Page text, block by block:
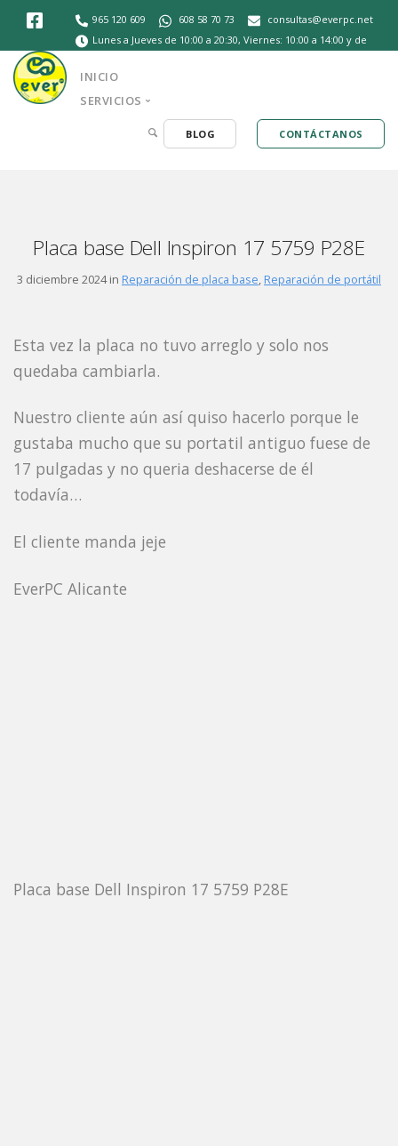
965 120 609 608 58 70 73
consultas@everpc.net
Lunes a Jueves de 10:00 a 20:30, Viernes: 10:00 a 14:00 y de
16:30 a 20:30, Sábados de 10:30 a 14:00
INICIO
SERVICIOS
BLOG CONTÁCTANOS
Placa base Dell Inspiron 17 5759 P28E
3 diciembre 2024 in Reparación de placa base, Reparación de portátil
Esta vez la placa no tuvo arreglo y solo nos
quedaba cambiarla.
Nuestro cliente aún así quiso hacerlo porque le
gustaba mucho que su portatil antiguo fuese de
17 pulgadas y no queria deshacerse de él
todavía…
El cliente manda jeje
EverPC Alicante
Placa base Dell Inspiron 17 5759 P28E